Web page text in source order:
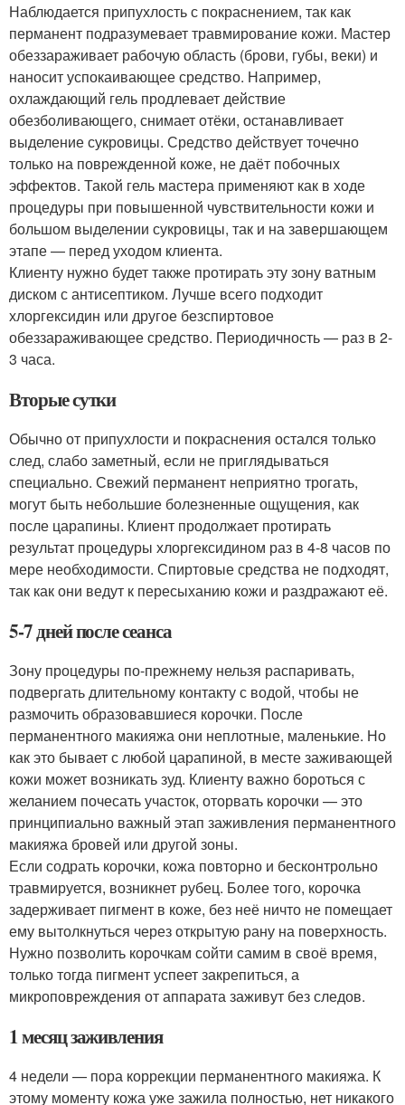
Наблюдается припухлость с покраснением, так как
перманент подразумевает травмирование кожи. Мастер
обеззараживает рабочую область (брови, губы, веки) и
наносит успокаивающее средство. Например,
охлаждающий гель продлевает действие
обезболивающего, снимает отёки, останавливает
выделение сукровицы. Средство действует точечно
только на поврежденной коже, не даёт побочных
эффектов. Такой гель мастера применяют как в ходе
процедуры при повышенной чувствительности кожи и
большом выделении сукровицы, так и на завершающем
этапе — перед уходом клиента.
Клиенту нужно будет также протирать эту зону ватным
диском с антисептиком. Лучше всего подходит
хлоргексидин или другое безспиртовое
обеззараживающее средство. Периодичность — раз в 2-
3 часа.
Вторые сутки
Обычно от припухлости и покраснения остался только
след, слабо заметный, если не приглядываться
специально. Свежий перманент неприятно трогать,
могут быть небольшие болезненные ощущения, как
после царапины. Клиент продолжает протирать
результат процедуры хлоргексидином раз в 4-8 часов по
мере необходимости. Спиртовые средства не подходят,
так как они ведут к пересыханию кожи и раздражают её.
5-7 дней после сеанса
Зону процедуры по-прежнему нельзя распаривать,
подвергать длительному контакту с водой, чтобы не
размочить образовавшиеся корочки. После
перманентного макияжа они неплотные, маленькие. Но
как это бывает с любой царапиной, в месте заживающей
кожи может возникать зуд. Клиенту важно бороться с
желанием почесать участок, оторвать корочки — это
принципиально важный этап заживления перманентного
макияжа бровей или другой зоны.
Если содрать корочки, кожа повторно и бесконтрольно
травмируется, возникнет рубец. Более того, корочка
задерживает пигмент в коже, без неё ничто не помещает
ему вытолкнуться через открытую рану на поверхность.
Нужно позволить корочкам сойти самим в своё время,
только тогда пигмент успеет закрепиться, а
микроповреждения от аппарата заживут без следов.
1 месяц заживления
4 недели — пора коррекции перманентного макияжа. К
этому моменту кожа уже зажила полностью, нет никакого